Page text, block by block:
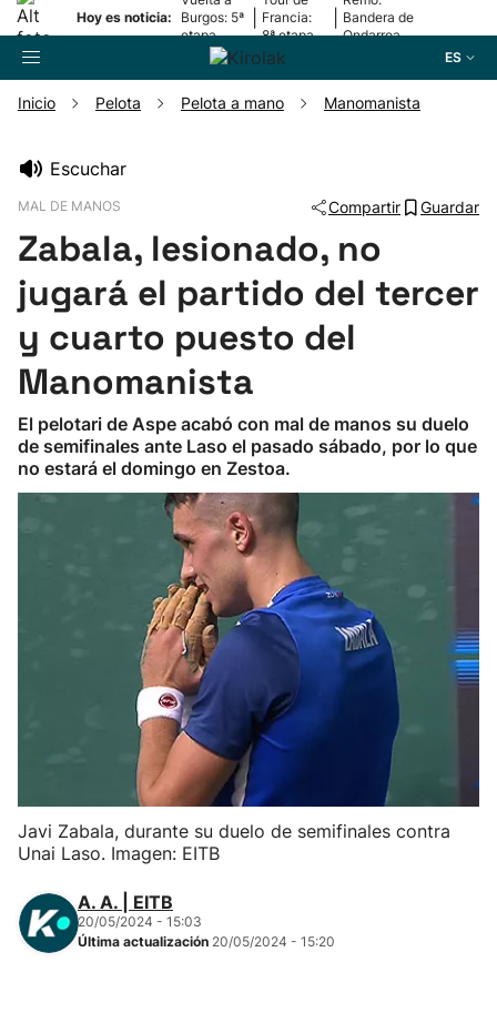
Hoy es noticia:
Burgos: 5ª
etapa
Francia:
8ª etapa
Bandera de
Ondarroa
ES
Pelota
Remo
Ciclismo
Carreras de montaña
Más deportes
"Helmuga"
Inicio Pelota Pelota a mano Manomanista
Escuchar
MAL DE MANOS Compartir Guardar
Zabala, lesionado, no
jugará el partido del tercer
y cuarto puesto del
Manomanista
El pelotari de Aspe acabó con mal de manos su duelo
de semifinales ante Laso el pasado sábado, por lo que
no estará el domingo en Zestoa.
Javi Zabala, durante su duelo de semifinales contra
Unai Laso. Imagen: EITB
A. A. | EITB
20/05/2024 - 15:03
Última actualización 20/05/2024 - 15:20